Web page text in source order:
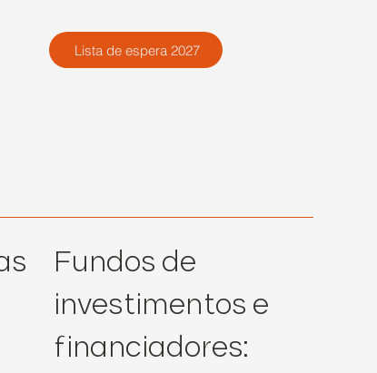
Lista de espera 2027
Fundos de
investimentos e
financiadores: